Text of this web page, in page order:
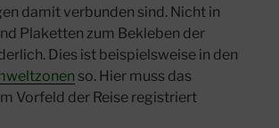
damit verbunden sind. Nicht in
Plaketten zum Bekleben der
Dies ist beispielsweise in den
so. Hier muss das
Vorfeld der Reise registriert